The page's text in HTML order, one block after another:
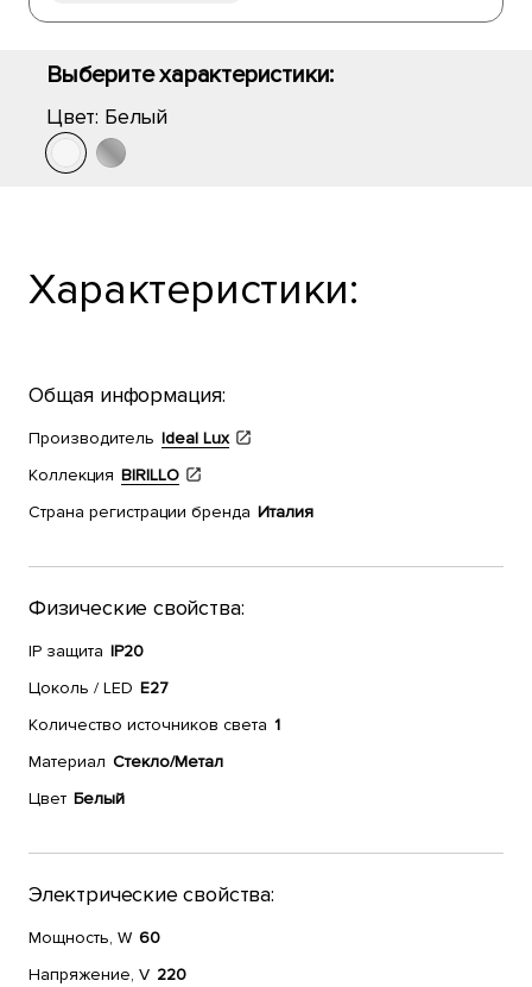
Выберите характеристики:
Цвет: Белый
Характеристики:
Общая информация:
Производитель Ideal Lux
Коллекция BIRILLO
Страна регистрации бренда Италия
Физические свойства:
IP защита IP20
Цоколь / LED E27
Количество источников света 1
Материал Стекло/Метал
Цвет Белый
Электрические свойства:
Мощность, W 60
Напряжение, V 220